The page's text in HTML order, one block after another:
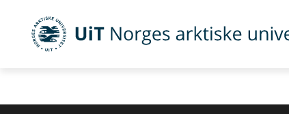
UiT Norges arktiske universitet